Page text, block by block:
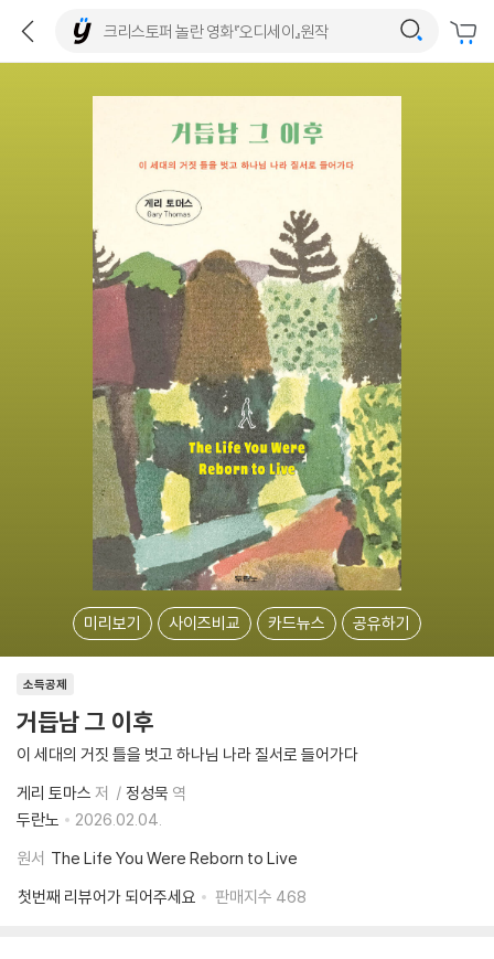
미리보기 사이즈비교 카드뉴스 공유하기
소득공제
거듭남 그 이후
이 세대의 거짓 틀을 벗고 하나님 나라 질서로 들어가다
게리 토마스 저 정성묵 역
두란노
2026.02.04.
원서 The Life You Were Reborn to Live
첫번째 리뷰어가 되어주세요
판매지수 468